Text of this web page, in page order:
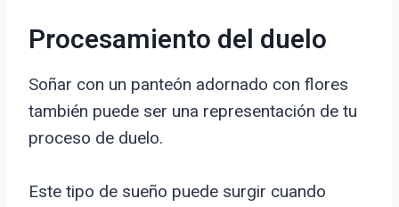
Procesamiento del duelo
Soñar con un panteón adornado con flores
también puede ser una representación de tu
proceso de duelo.
Este tipo de sueño puede surgir cuando